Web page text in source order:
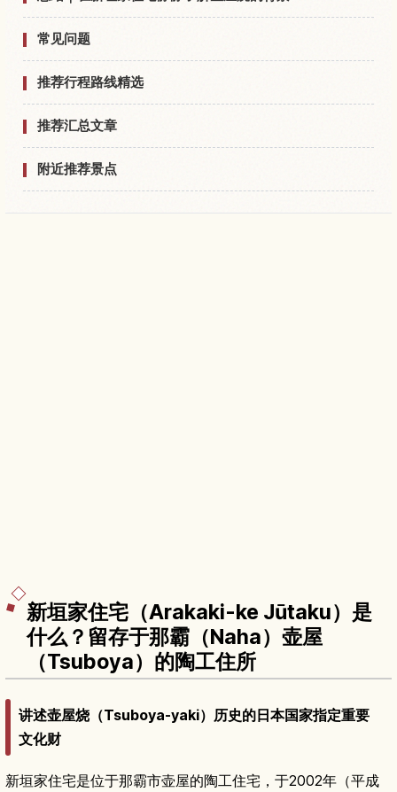
常见问题
推荐行程路线精选
推荐汇总文章
附近推荐景点
新垣家住宅（Arakaki-ke Jūtaku）是
什么？留存于那霸（Naha）壶屋
（Tsuboya）的陶工住所
讲述壶屋烧（Tsuboya-yaki）历史的日本国家指定重要
文化财
新垣家住宅是位于那霸市壶屋的陶工住宅，于2002年（平成